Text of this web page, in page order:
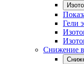
Гели
Снижение